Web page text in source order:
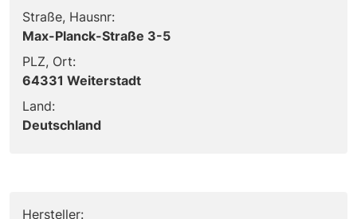
Straße, Hausnr:
Max-Planck-Straße 3-5
PLZ, Ort:
64331 Weiterstadt
Land:
Deutschland
Hersteller: